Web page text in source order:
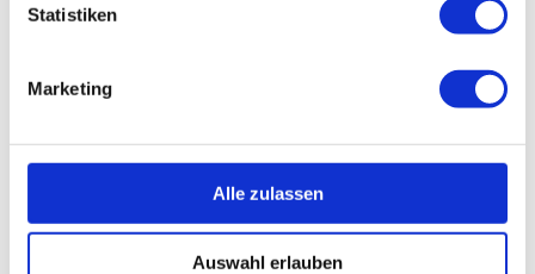
Statistiken
Marketing
Alle zulassen
Auswahl erlauben